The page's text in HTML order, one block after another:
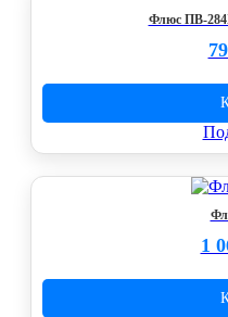
Флюс ПВ-
1